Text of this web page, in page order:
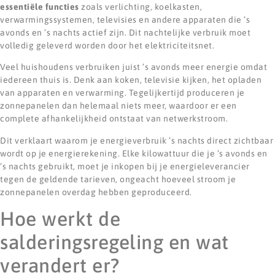
essentiële functies zoals verlichting, koelkasten,
verwarmingssystemen, televisies en andere apparaten die ’s
avonds en ’s nachts actief zijn. Dit nachtelijke verbruik moet
volledig geleverd worden door het elektriciteitsnet.
Veel huishoudens verbruiken juist ’s avonds meer energie omdat
iedereen thuis is. Denk aan koken, televisie kijken, het opladen
van apparaten en verwarming. Tegelijkertijd produceren je
zonnepanelen dan helemaal niets meer, waardoor er een
complete afhankelijkheid ontstaat van netwerkstroom.
Dit verklaart waarom je energieverbruik ’s nachts direct zichtbaar
wordt op je energierekening. Elke kilowattuur die je ’s avonds en
’s nachts gebruikt, moet je inkopen bij je energieleverancier
tegen de geldende tarieven, ongeacht hoeveel stroom je
zonnepanelen overdag hebben geproduceerd.
Hoe werkt de
salderingsregeling en wat
verandert er?